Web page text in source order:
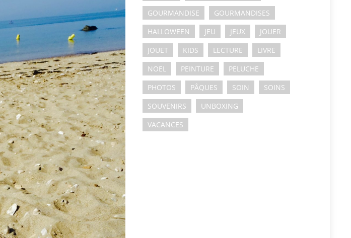
GOURMANDISE
GOURMANDISES
HALLOWEEN
JEU JEUX
JOUER
JOUET
KIDS LECTURE
LIVRE
NOEL
PEINTURE
PELUCHE
PHOTOS
PÂQUES SOIN
SOINS
SOUVENIRS
UNBOXING
VACANCES